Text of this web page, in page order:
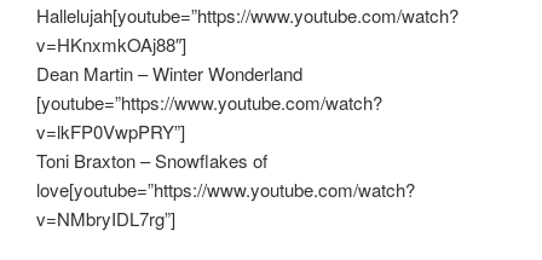
Hallelujah[youtube=”https://www.youtube.com/watch?
v=HKnxmkOAj88″]
Dean Martin – Winter Wonderland
[youtube=”https://www.youtube.com/watch?
v=lkFP0VwpPRY”]
Toni Braxton – Snowflakes of
love[youtube=”https://www.youtube.com/watch?
v=NMbryIDL7rg”]